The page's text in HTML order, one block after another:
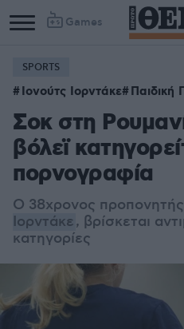
Games
Column
1
Column
2
SPORTS
Ιονούτς Ιορντάκε Παιδική
Σοκ στη
βόλεϊ
πορνογραφία
Ο 38χρονος προπονητής
Ιορντάκε, βρίσκεται
κατηγορίες